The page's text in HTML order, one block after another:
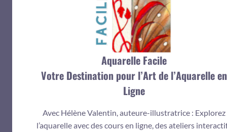
Aquarelle Facile
Votre Destination pour l’Art de l’Aquarelle en
Ligne
Avec Hélène Valentin, auteure-illustratrice : Explorez
l’aquarelle avec des cours en ligne, des ateliers